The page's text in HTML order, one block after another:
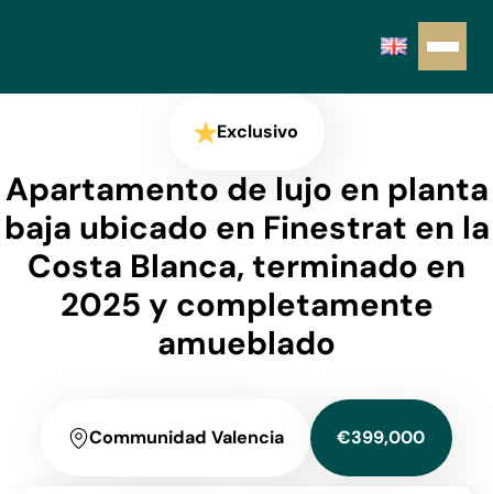
Exclusivo
Apartamento de lujo en planta
baja ubicado en Finestrat en la
Costa Blanca, terminado en
2025 y completamente
amueblado
Communidad Valencia €399,000